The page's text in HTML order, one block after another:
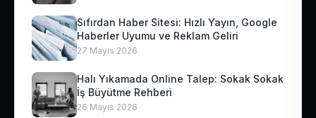
Sıfırdan Haber Sitesi: Hızlı Yayın, Google
Haberler Uyumu ve Reklam Geliri
27 Mayıs 2026
Halı Yıkamada Online Talep: Sokak Sokak
İş Büyütme Rehberi
26 Mayıs 2026